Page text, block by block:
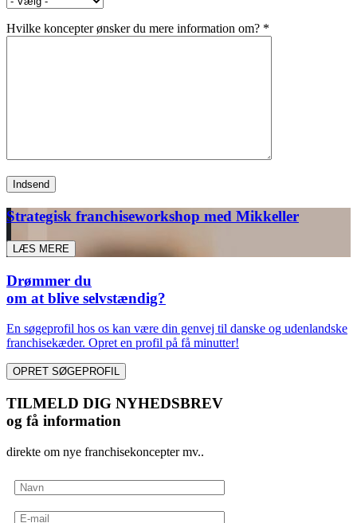
Hvilke koncepter ønsker du mere information om? *
Strategisk franchiseworkshop med Mikkeller
LÆS MERE
Drømmer du
om at blive selvstændig?
En søgeprofil hos os kan være din genvej til danske og udenlandske
franchisekæder. Opret en profil på få minutter!
OPRET SØGEPROFIL
TILMELD DIG NYHEDSBREV
og få information
direkte om nye franchisekoncepter mv..